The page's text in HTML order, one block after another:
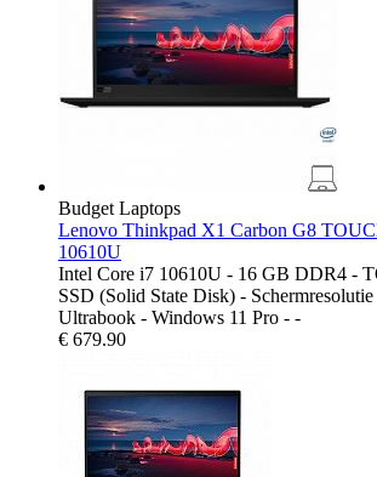
Budget Laptops
Lenovo Thinkpad X1 Carbon G8
10610U
Intel Core i7 10610U - 16 GB DDR4 -
SSD (Solid State Disk) -
Ultrabook - Windows 11 Pro - -
€ 679.90